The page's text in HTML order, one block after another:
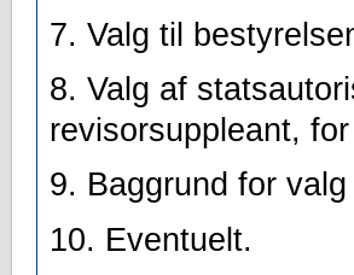
7. Valg til
8. Valg af
revisorsuppleant,
9. Baggrund for
10. Eventuelt.